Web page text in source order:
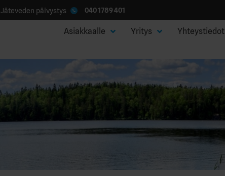
Jäteveden päivystys 040 1789 401
Asiakkaalle Yritys Yhteystiedot